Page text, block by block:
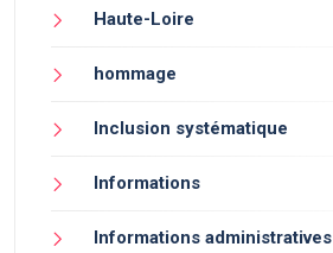
Haute-Loire
hommage
Inclusion systématique
Informations
Informations administratives